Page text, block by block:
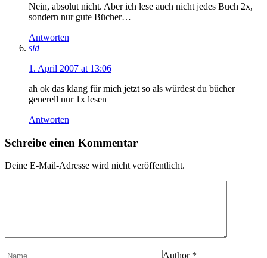
Nein, absolut nicht. Aber ich lese auch nicht jedes Buch 2x,
sondern nur gute Bücher…
Antworten
sid
1. April 2007 at 13:06
ah ok das klang für mich jetzt so als würdest du bücher
generell nur 1x lesen
Antworten
Schreibe einen Kommentar
Deine E-Mail-Adresse wird nicht veröffentlicht.
Author *